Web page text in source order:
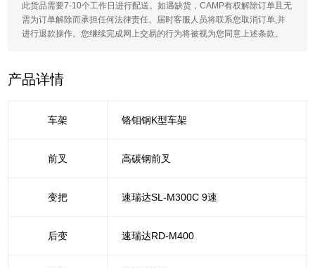
此货品需要7-10个工作日进行配送。如遇缺货，CAMP有权解除订单且无
需为订单解除而承担任何法律责任。届时客服人员将联系您取消订单,并
进行退款操作。您继续完成网上交易的行为将被视为您同意上述条款。
产品详情
车架 铬钼钢K型车架
前叉 高碳钢前叉
变把 速瑞达SL-M300C 9速
后变 速瑞达RD-M400